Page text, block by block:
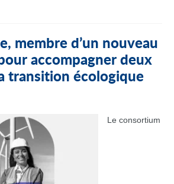
membre d’un nouveau
accompagner deux
transition écologique
Le consortium